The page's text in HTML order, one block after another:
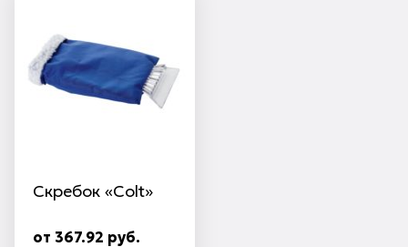
Скребок «Colt»
от 367.92 руб.